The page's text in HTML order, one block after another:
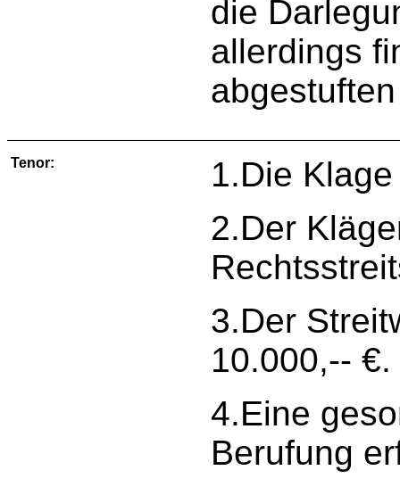
die
allerdings
Tenor:
1.Die
2.Der
3.Der
10.000,-- €.
4.Eine
Berufung